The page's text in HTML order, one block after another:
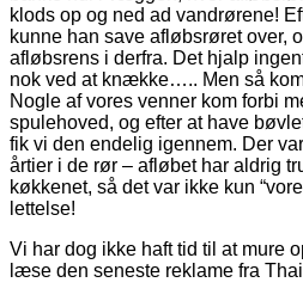
klods op og ned ad vandrørene!
kunne han save afløbsrøret over,
afløbsrens i derfra. Det hjalp
nok ved at knække….. Men så
Nogle af vores venner kom forbi
spulehoved, og efter at have
fik vi den endelig igennem. Der
årtier i de rør – afløbet har aldrig
køkkenet, så det var ikke kun
lettelse!
Vi har dog ikke haft tid til at mure
læse den seneste reklame fra